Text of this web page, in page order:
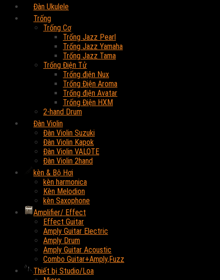
Đàn Ukulele
Trống
Trống Cơ
Trống Jazz Pearl
Trống Jazz Yamaha
Trống Jazz Tama
Trống Điện Tử
Trống điện Nux
Trống Điện Aroma
Trống điện Avatar
Trống Điện HXM
2-hand Drum
Đàn Violin
Đàn Violin Suzuki
Đàn Violin Kapok
Đàn Violin VALOTE
Đàn Violin 2hand
kèn & Bộ Hơi
kèn harmonica
Kèn Melodion
kèn Saxophone
Amplifier/ Effect
Effect Guitar
Amply Guitar Electric
Amply Drum
Amply Guitar Acoustic
Combo Guitar+Amply,Fuzz
Thiết bị Studio/Loa